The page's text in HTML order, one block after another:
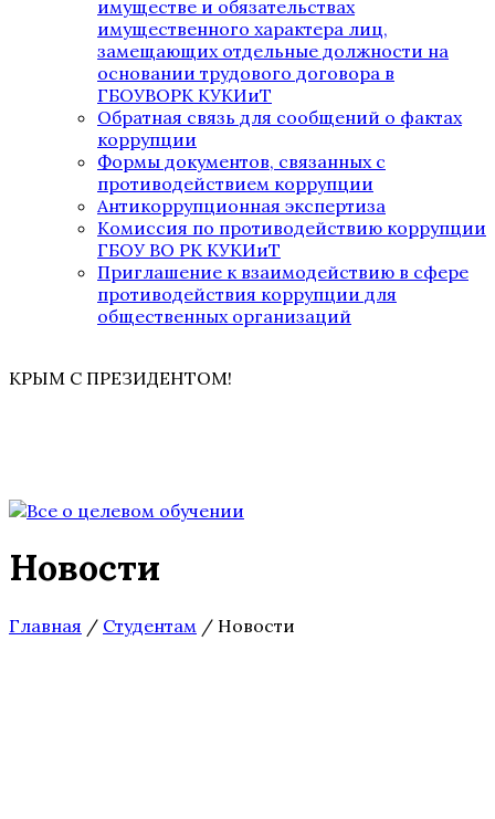
имуществе и обязательствах
имущественного характера лиц,
замещающих отдельные должности на
основании трудового договора в
ГБОУВОРК КУКИиТ
Обратная связь для сообщений о фактах
коррупции
Формы документов, связанных с
противодействием коррупции
Антикоррупционная экспертиза
Комиссия по противодействию коррупции
ГБОУ ВО РК КУКИиТ
Приглашение к взаимодействию в сфере
противодействия коррупции для
общественных организаций
КРЫМ С ПРЕЗИДЕНТОМ!
Новости
Главная / Студентам / Новости